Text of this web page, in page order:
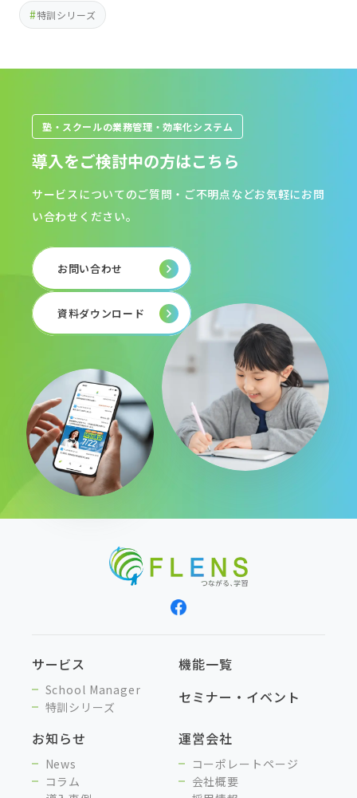
特訓シリーズ
塾・スクールの業務管理・効率化システム
導入をご検討中の方はこちら
サービスについてのご質問・ご不明点などお気軽にお問
い合わせください。
お問い合わせ
資料ダウンロード
サービス
School Manager
特訓シリーズ
機能一覧
セミナー・イベント
お知らせ
News
コラム
運営会社
コーポレートページ
会社概要